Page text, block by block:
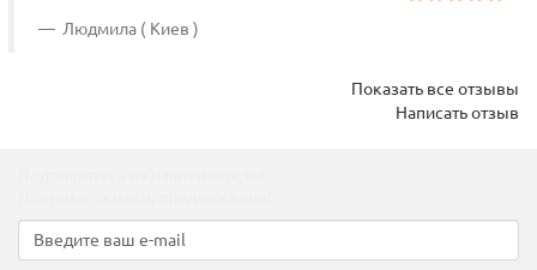
Людмила ( Киев )
Показать все отзывы
Написать отзыв